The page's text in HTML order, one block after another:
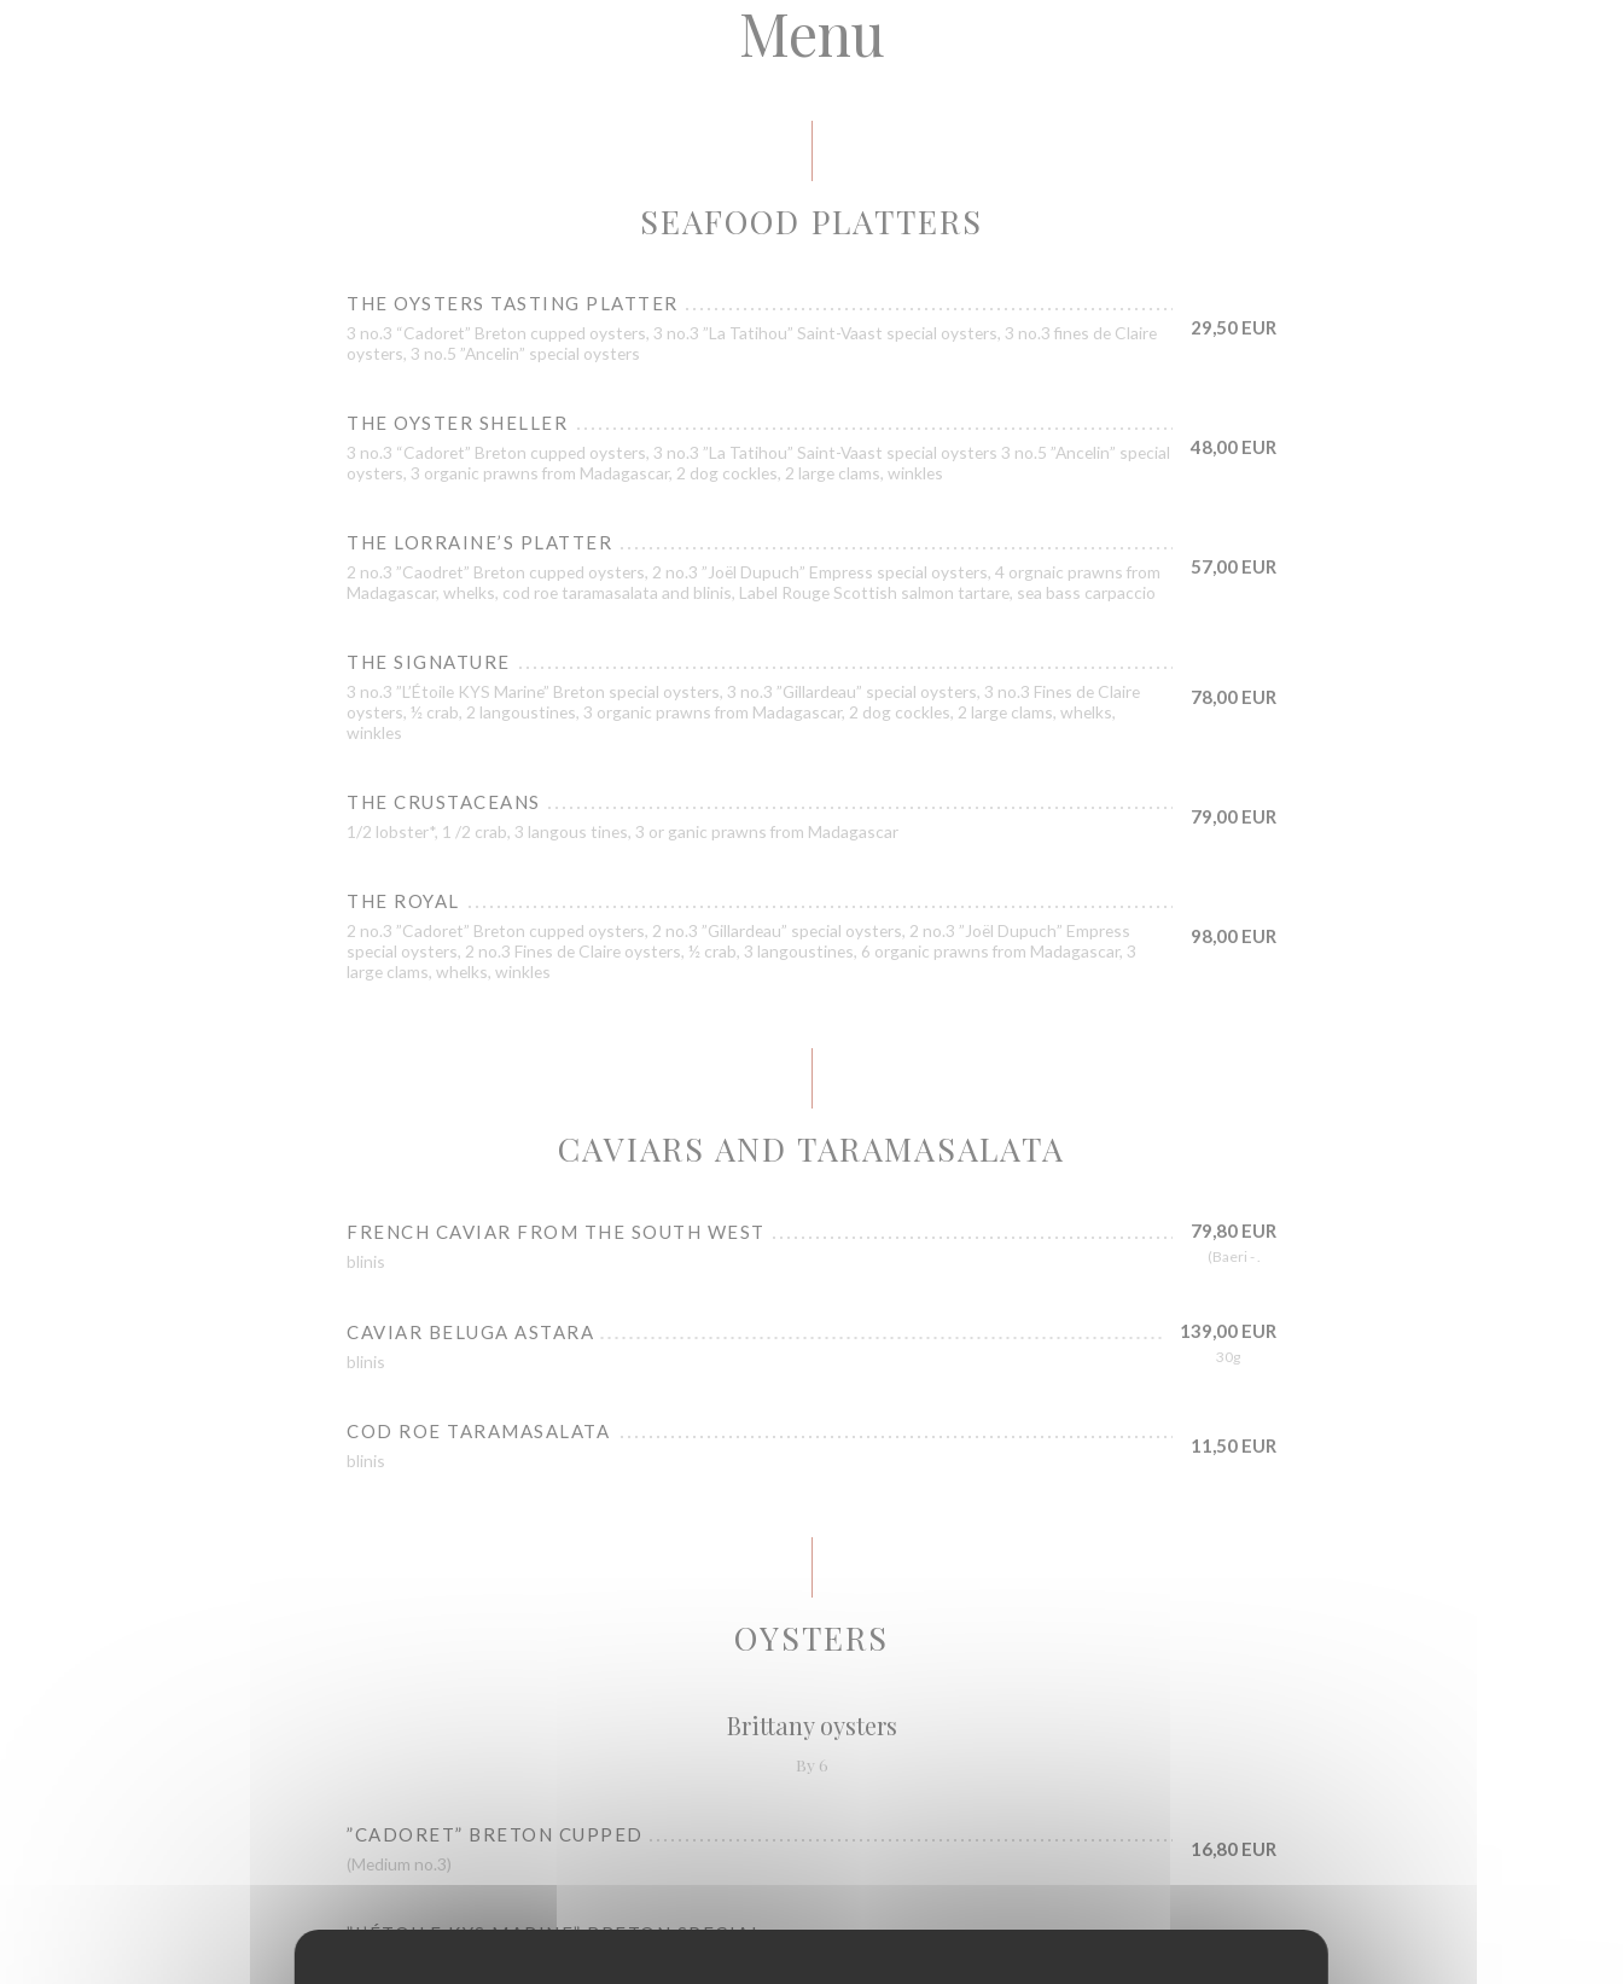
Menu
SEAFOOD PLATTERS
THE OYSTERS TASTING PLATTER
3 no.3 “Cadoret” Breton cupped oysters, 3 no.3 ”La Tatihou” Saint-Vaast special oysters, 3 no.3 fines de Claire
oysters, 3 no.5 ”Ancelin” special oysters
29,50 EUR
THE OYSTER SHELLER
3 no.3 “Cadoret” Breton cupped oysters, 3 no.3 ”La Tatihou” Saint-Vaast special oysters 3 no.5 ”Ancelin” special
oysters, 3 organic prawns from Madagascar, 2 dog cockles, 2 large clams, winkles
48,00 EUR
THE LORRAINE’S PLATTER
2 no.3 ”Caodret” Breton cupped oysters, 2 no.3 ”Joël Dupuch” Empress special oysters, 4 orgnaic prawns from
Madagascar, whelks, cod roe taramasalata and blinis, Label Rouge Scottish salmon tartare, sea bass carpaccio
57,00 EUR
THE SIGNATURE
3 no.3 ”L’Étoile KYS Marine” Breton special oysters, 3 no.3 ”Gillardeau” special oysters, 3 no.3 Fines de Claire
oysters, ½ crab, 2 langoustines, 3 organic prawns from Madagascar, 2 dog cockles, 2 large clams, whelks,
winkles
78,00 EUR
THE CRUSTACEANS
1/2 lobster*, 1 /2 crab, 3 langous tines, 3 or ganic prawns from Madagascar
79,00 EUR
THE ROYAL
2 no.3 ”Cadoret” Breton cupped oysters, 2 no.3 ”Gillardeau” special oysters, 2 no.3 ”Joël Dupuch” Empress
special oysters, 2 no.3 Fines de Claire oysters, ½ crab, 3 langoustines, 6 organic prawns from Madagascar, 3
large clams, whelks, winkles
98,00 EUR
CAVIARS AND TARAMASALATA
FRENCH CAVIAR FROM THE SOUTH WEST
blinis
79,80 EUR
(Baeri - .
CAVIAR BELUGA ASTARA
blinis
139,00 EUR
30g
COD ROE TARAMASALATA
blinis
11,50 EUR
OYSTERS
Brittany oysters
By 6
”CADORET” BRETON CUPPED
(Medium no.3)
16,80 EUR
”L’ÉTOILE KYS MARINE” BRETON SPECIAL